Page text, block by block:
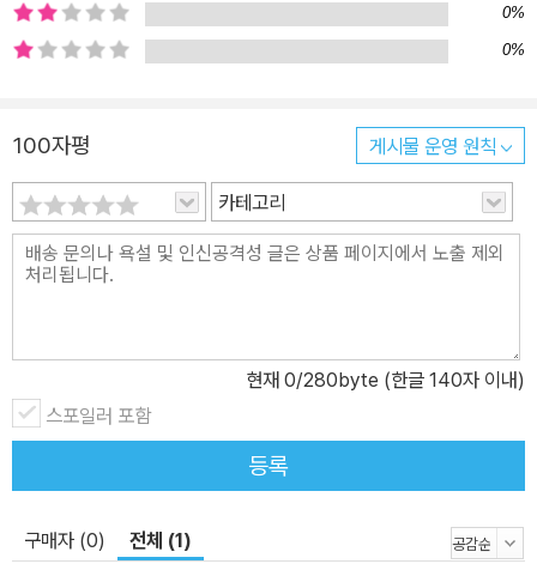
로 그 첫 문장 속에 이 시 전체의 신학과 감격이 담겨 있다고 본다.
“여호와”라는 이름은 단순한 신의 호칭이 아니다. 출애굽기 3장에서
이 묵상할 때, 독자는 하나님에 대한 인식이 추상에서 인격으로, 지식
에서 친밀함으로 나아가게 된다. 곧, 신앙의 언어가 살아 있는 언어가
되는 순간이다. 저자는 익숙한 구절들을 새로운 시각으로 조명하는
탁월한 통찰력을 지녔으며, 깊이 있는 이해와 세심한 표현으로 그 말
씀의 가치를 한층 더 빛나게 한다. 이 책은 폭넓은 연구를 바탕으로 본
부르는' 책 이 책은 교회 공동체 안에서 실제로 선포된 세 편의 설교에
서 비롯되었으며, 각 부 마지막에는 그 내용과 어울리는 시편 23편 찬
송 세 곡이 함께 수록되어 있다. “주는 나의 목자이시니”, “사랑의 왕
나의 목자 되시네”, “나의 주, 나의 목자, 내 삶을 다스리시네” 등 고전
양과 기도를 통한 예배적 흐름 속에서 시편 23편을 경험하게 된다. 말
0%
0%
100자평 게시물 운영 원칙
카테고리
현재 0/280byte (한글 140자 이내)
스포일러 포함
등록
구매자 (0) 전체 (1)